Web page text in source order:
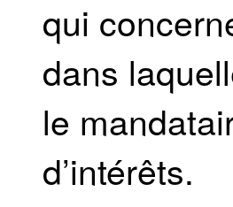
qui
dans
le
d’intérêts.